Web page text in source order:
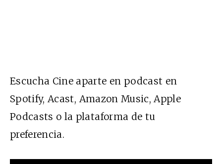
Escucha Cine aparte en podcast en
Spotify, Acast, Amazon Music, Apple
Podcasts o la plataforma de tu
preferencia.